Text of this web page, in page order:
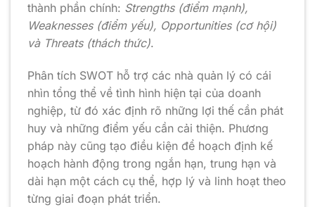
thành phần chính: Strengths (điểm mạnh),
Weaknesses (điểm yếu), Opportunities (cơ hội)
và Threats (thách thức).
Phân tích SWOT hỗ trợ các nhà quản lý có cái
nhìn tổng thể về tình hình hiện tại của doanh
nghiệp, từ đó xác định rõ những lợi thế cần phát
huy và những điểm yếu cần cải thiện. Phương
pháp này cũng tạo điều kiện để hoạch định kế
hoạch hành động trong ngắn hạn, trung hạn và
dài hạn một cách cụ thể, hợp lý và linh hoạt theo
từng giai đoạn phát triển.